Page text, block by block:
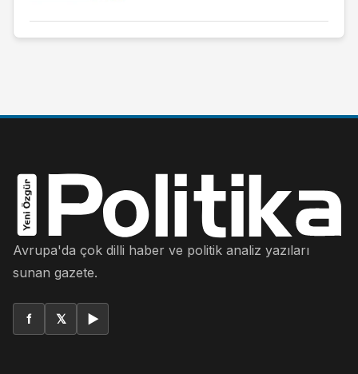
Avrupa'da çok dilli haber ve politik analiz yazıları
sunan gazete.
f 𝕏 ▶